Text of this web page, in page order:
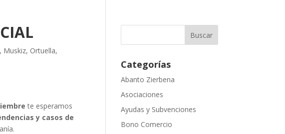
, Muskiz, Ortuella,
te esperamos
y casos de
Categorías
Abanto Zierbena
Asociaciones
Ayudas y Subvenciones
Bono Comercio